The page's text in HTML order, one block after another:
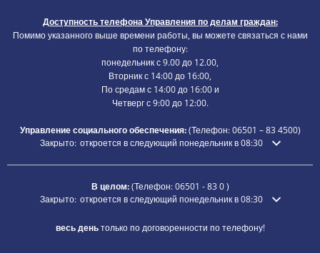
Доступность телефона Управления по делам граждан:
Помимо указанного выше времени работы, вы можете связаться с нами
по телефону:
понедельник с 9.00 до 12.00,
Вторник с 14:00 до 16:00,
По средам с 14:00 до 16:00 и
Четверг с 9:00 до 12:00.
Управление социального обеспечения:(Телефон:06501 – 834500)
Нажмите, чтобы скрыть дополнительное время открытия или
Закрыто: откроется в следующий понедельник в 08:30
В целом:(Телефон:06501 - 83 0)
Нажмите, чтобы скрыть дополнительное время открытия или
Закрыто: откроется в следующий понедельник в 08:30
весь деньтолько по договоренности по телефону!